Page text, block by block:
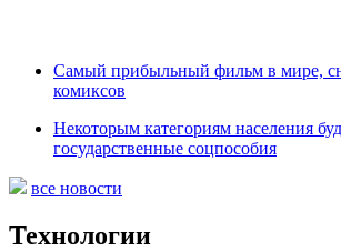
Самый прибыльный фильм в мире,
комиксов
Некоторым категориям населения
государственные соцпособия
все новости
Технологии